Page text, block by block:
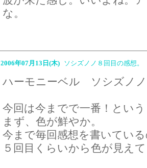
な。
2006年07月13日(木) ソシズノノ８回目の感想。
ハーモニーベル ソシズノ
今回は今までで一番！とい
まず、色が鮮やか。
今まで毎回感想を書いてい
５回目くらいから色が見え